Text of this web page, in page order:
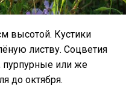
высотой. Кустики
листву. Соцветия
пурпурные или же
до октября.